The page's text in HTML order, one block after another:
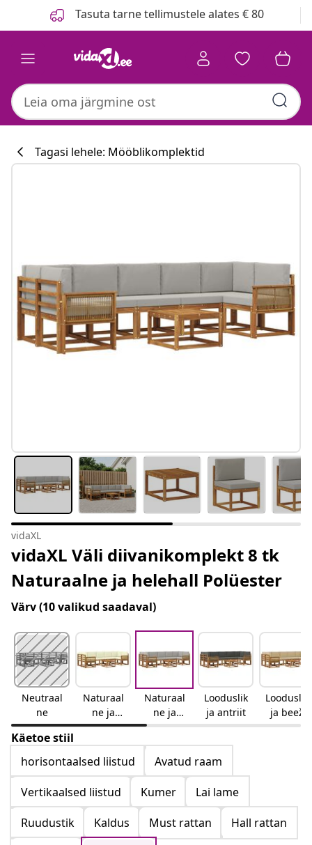
Tasuta tarne tellimustele alates € 80
#sharemevidaxl
Tagasi lehele: Mööblikomplektid
vidaXL
vidaXL Väli diivanikomplekt 8 tk
Naturaalne ja helehall Polüester
Värv(10 valikud saadaval)
Neutraal
ne
Naturaal
ne ja
kreemjas
Naturaal
ne ja
helehall
Looduslik
ja antriit
Looduslik
ja beež
Käetoe stiil
horisontaalsed liistud
Avatud raam
Vertikaalsed liistud
Kumer
Lai lame
Ruudustik
Kaldus Must rattan
Hall rattan